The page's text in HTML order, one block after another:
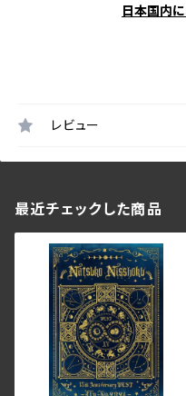
日本国内
レビュー
最近チェックした商品